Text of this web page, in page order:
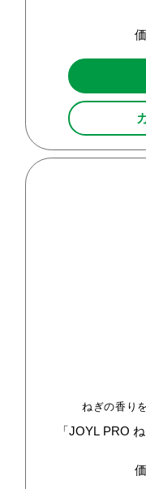
ねぎの香り
「JOYL PRO